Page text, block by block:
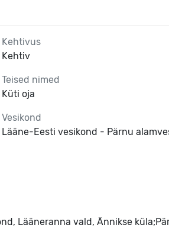
Kehtivus
Kehtiv
Teised nimed
Küti oja
Vesikond
Lääne-Eesti vesikond - Pärnu
Lääneranna vald, Ännikse